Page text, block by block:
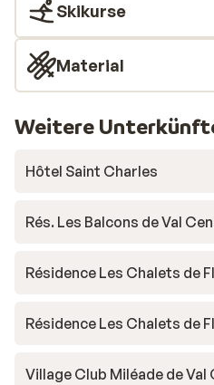
Skikurse
Material
Weitere
Hôtel Saint Charles
Rés. Les Balcons de Val
Résidence Les Chalets de
Résidence Les Chalets de
Village Club Miléade de Val